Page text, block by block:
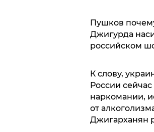
Пушков
Джигурда
российском
К слову,
России
наркомании,
от
Джигарханян